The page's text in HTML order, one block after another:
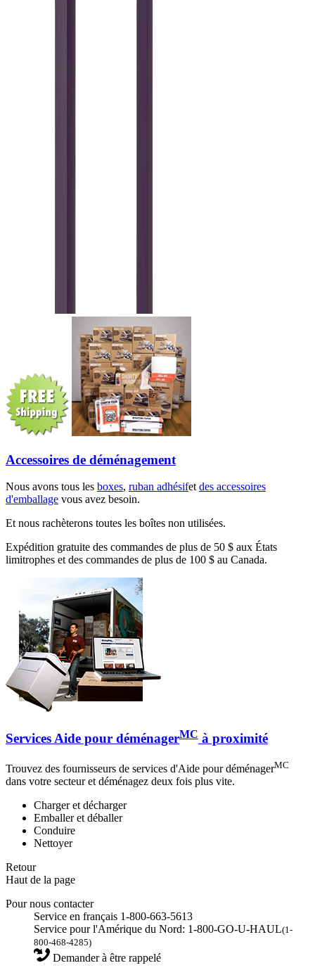
Accessoires de déménagement
Nous avons tous les boxes, ruban adhésifet des accessoires
d'emballage vous avez besoin.
Et nous rachèterons toutes les boîtes non utilisées.
Expédition gratuite des commandes de plus de 50 $ aux États
limitrophes et des commandes de plus de 100 $ au Canada.
Services Aide pour déménagerMC à proximité
Trouvez des fournisseurs de services d'Aide pour déménagerMC
dans votre secteur et déménagez deux fois plus vite.
Charger et décharger
Emballer et déballer
Conduire
Nettoyer
Retour
Haut de la page
Pour nous contacter
Service en français 1-800-663-5613
Service pour l'Amérique du Nord: 1-800-GO-U-HAUL(1-
800-468-4285)
Demander à être rappelé